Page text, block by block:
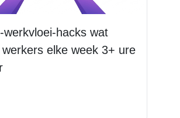
werkvloei-hacks wat
elke week 3+ ure